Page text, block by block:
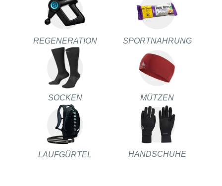
REGENERATION SPORTNAHRUNG
SOCKEN MÜTZEN
LAUFGÜRTEL HANDSCHUHE